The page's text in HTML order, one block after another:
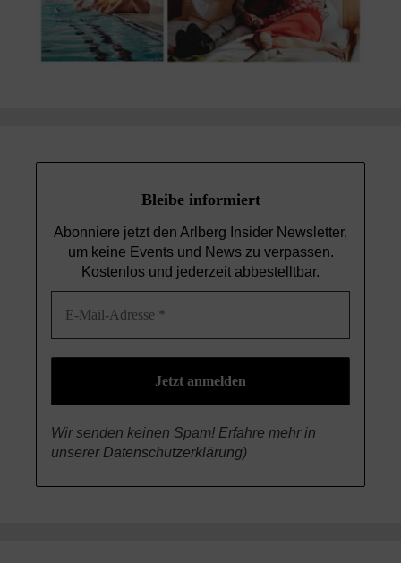
Bleibe informiert
Abonniere jetzt den Arlberg Insider Newsletter,
um keine Events und Newszu verpassen.
Kostenlos und jederzeit abbestelltbar.
Wir senden keinen Spam! Erfahre mehr in
unserer Datenschutzerklärung)